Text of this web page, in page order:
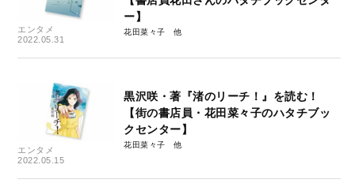
エンタメ
2022.05.31
ー】
花田菜々子
エンタメ
2022.05.15
黒沢咲・著『渚のリーチ！』を読む！
【街の書店員・花田菜々子のハタチブッ
クセンター】
花田菜々子